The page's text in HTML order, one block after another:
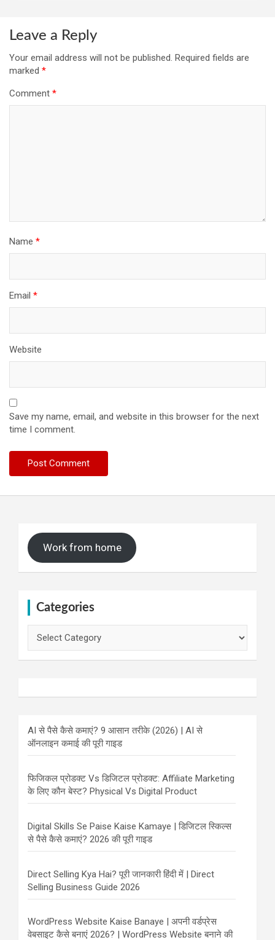
Leave a Reply
Your email address will not be published. Required fields are
marked *
Comment *
Name *
Email *
Website
Save my name, email, and website in this browser for the next
time I comment.
Work from home
Categories
AI से पैसे कैसे कमाएं? 9 आसान तरीके (2026) | AI से
ऑनलाइन कमाई की पूरी गाइड
फिजिकल प्रोडक्ट Vs डिजिटल प्रोडक्ट: Affiliate Marketing
के लिए कौन बेस्ट? Physical Vs Digital Product
Digital Skills Se Paise Kaise Kamaye | डिजिटल स्किल्स
से पैसे कैसे कमाएं? 2026 की पूरी गाइड
Direct Selling Kya Hai? पूरी जानकारी हिंदी में | Direct
Selling Business Guide 2026
WordPress Website Kaise Banaye | अपनी वर्डप्रेस
वेबसाइट कैसे बनाएं 2026? | WordPress Website बनाने की